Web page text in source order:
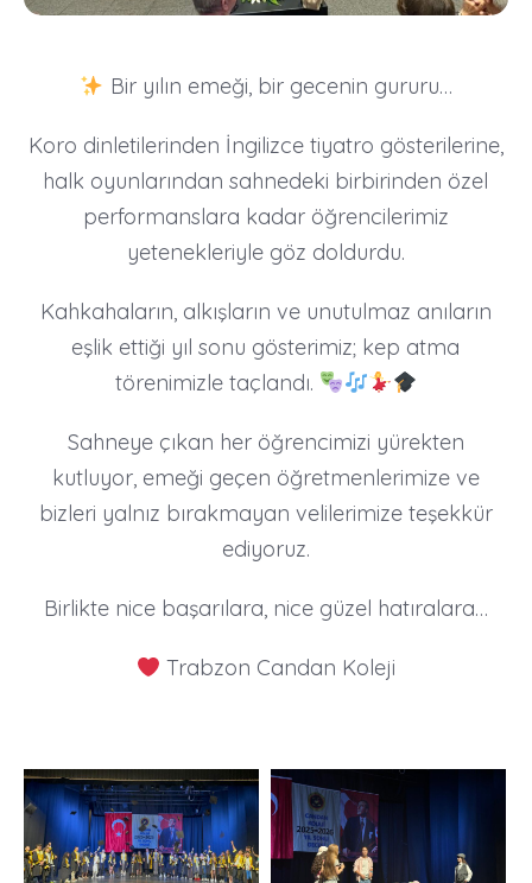
Bir yılın emeği, bir gecenin gururu…
Koro dinletilerinden İngilizce tiyatro gösterilerine,
halk oyunlarından sahnedeki birbirinden özel
performanslara kadar öğrencilerimiz
yetenekleriyle göz doldurdu.
Kahkahaların, alkışların ve unutulmaz anıların
eşlik ettiği yıl sonu gösterimiz; kep atma
törenimizle taçlandı.
Sahneye çıkan her öğrencimizi yürekten
kutluyor, emeği geçen öğretmenlerimize ve
bizleri yalnız bırakmayan velilerimize teşekkür
ediyoruz.
Birlikte nice başarılara, nice güzel hatıralara…
Trabzon Candan Koleji